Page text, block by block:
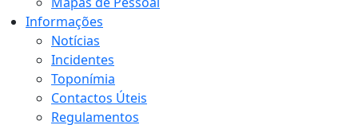
Informações
Notícias
Incidentes
Toponímia
Contactos Úteis
Regulamentos